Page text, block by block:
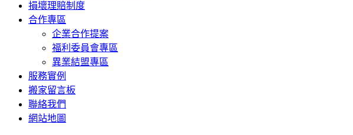
損壞理賠制度
合作專區
企業合作提案
福利委員會專區
異業結盟專區
服務實例
搬家留言板
聯絡我們
網站地圖